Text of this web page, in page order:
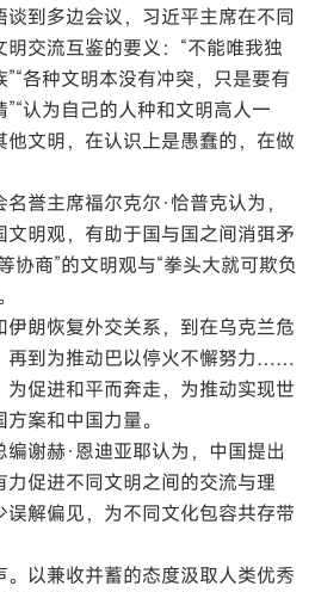
到多边会议，习近平主席在不同
交流互鉴的要义：“不能唯我独
各种文明本没有冲突，只是要有
认为自己的人种和文明高人一
文明，在认识上是愚蠢的，在做
主席福尔克尔·恰普克认为，
明观，有助于国与国之间消弭矛
协商”的文明观与“拳头大就可欺负
朗恢复外交关系，到在乌克兰危
再到为推动巴以停火不懈努力……
促进和平而奔走，为推动实现世
案和中国力量。
谢赫·恩迪亚耶认为，中国提出
促进不同文明之间的交流与理
解偏见，为不同文化包容共存带
以兼收并蓄的态度汲取人类优秀